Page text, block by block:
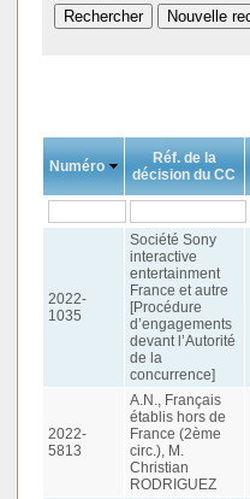
Numéro
Réf. de la
décision du CC
2022-
1035
Société Sony
interactive
entertainment
France et autre
[Procédure
d’engagements
devant l’Autorité
de la
concurrence]
2022-
5813
A.N., Français
établis hors de
France (2ème
circ.), M.
Christian
RODRIGUEZ